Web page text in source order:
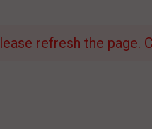
refresh the